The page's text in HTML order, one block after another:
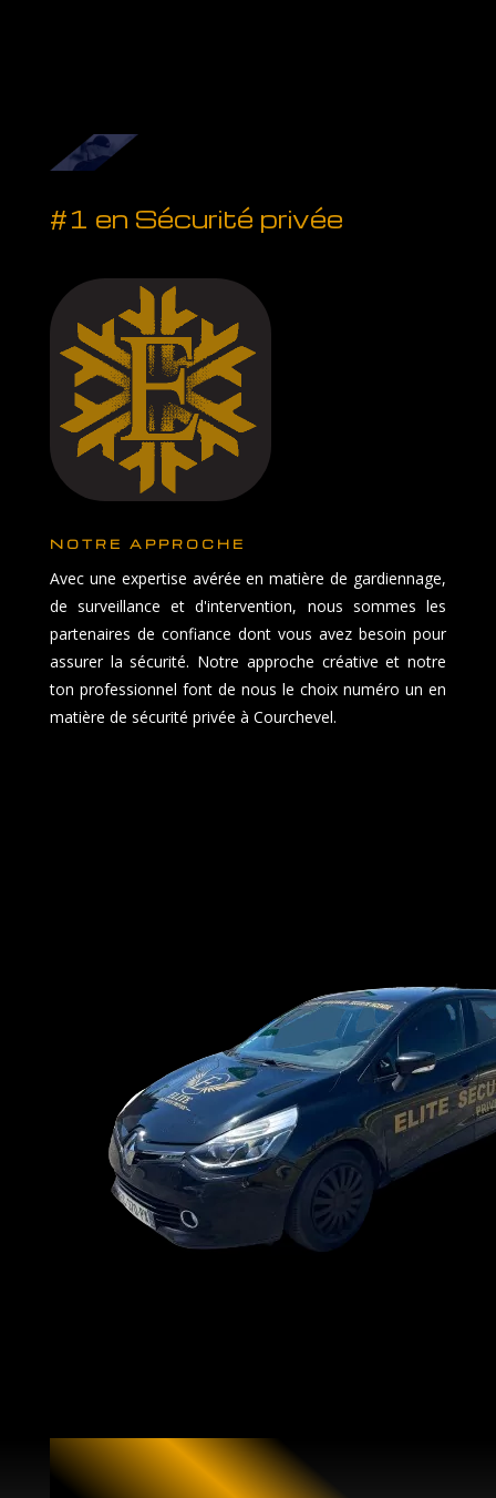
#1 en Sécurité privée
NOTRE APPROCHE
Avec une expertise avérée en matière de gardiennage,
de surveillance et d'intervention, nous sommes les
partenaires de confiance dont vous avez besoin pour
assurer la sécurité. Notre approche créative et notre
ton professionnel font de nous le choix numéro un en
matière de sécurité privée à Courchevel.